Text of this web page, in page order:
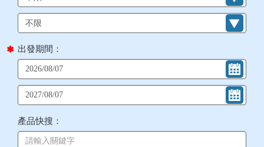
海島假期 +
韓國
東南亞 +
美加紐澳 +
出發期間：
產品快搜：